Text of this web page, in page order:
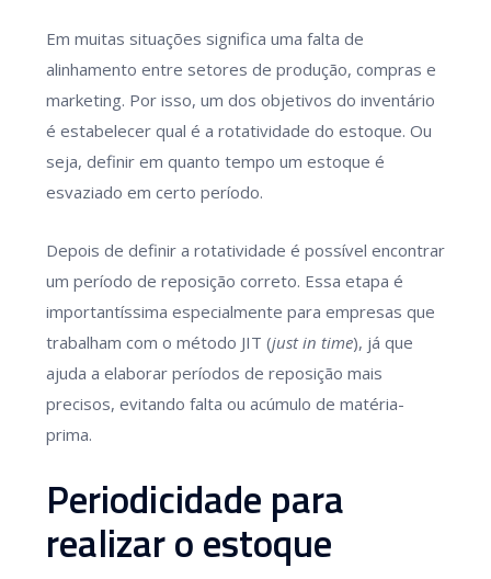
Em muitas situações significa uma falta de
alinhamento entre setores de produção, compras e
marketing. Por isso, um dos objetivos do inventário
é estabelecer qual é a rotatividade do estoque. Ou
seja, definir em quanto tempo um estoque é
esvaziado em certo período.
Depois de definir a rotatividade é possível encontrar
um período de reposição correto. Essa etapa é
importantíssima especialmente para empresas que
trabalham com o método JIT (just in time), já que
ajuda a elaborar períodos de reposição mais
precisos, evitando falta ou acúmulo de matéria-
prima.
Periodicidade para
realizar o estoque